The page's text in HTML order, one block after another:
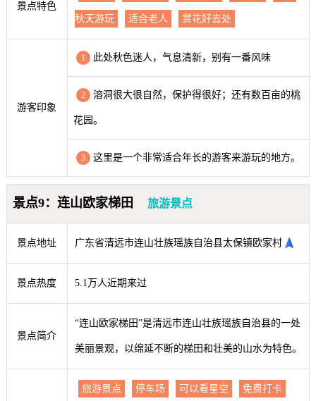
景点特色
秋天游玩 适合老人 赏花好去处
游客印象
1 此处秋色迷人，气息清新，别有一番风味
2 溶洞很大很自然，保护得很好；还有数百亩的桃
花园。
3 这里是一个非常适合年长的游客来游玩的地方。
景点9：连山欧家梯田 旅游景点
景点地址 广东省清远市连山壮族瑶族自治县太保镇欧家村
景点热度 5.1万人近期来过
景点简介
“连山欧家梯田”是清远市连山壮族瑶族自治县的一处
美丽景观，以绵延不断的梯田和壮美的山水为特色。
旅游景点 停车场 可以看星空 免费打卡